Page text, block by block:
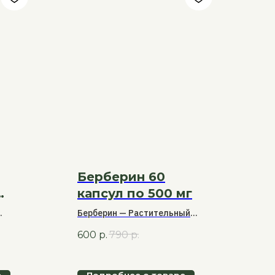
Берберин 60
капсул по 500 мг
Берберин — Растительный
обмена веществ и контроля
600 р. 790 р.